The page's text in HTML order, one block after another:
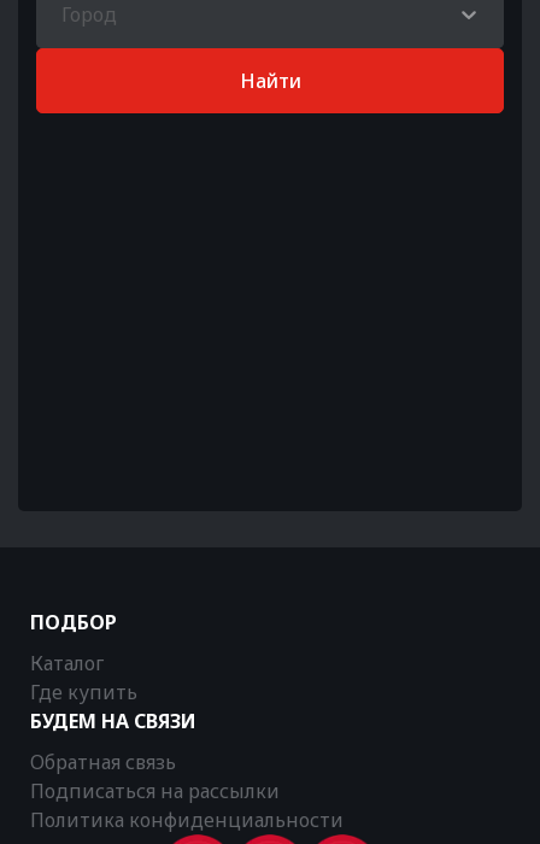
Город
Найти
ПОДБОР
Каталог
Где купить
БУДЕМ НА СВЯЗИ
Обратная связь
Подписаться на рассылки
Политика конфиденциальности